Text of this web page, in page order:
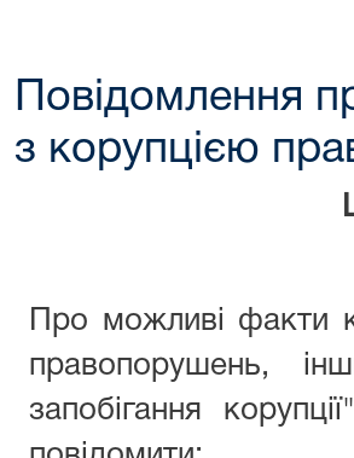
Повідомлення
з корупцією
Про можливі факти
правопорушень,
запобігання